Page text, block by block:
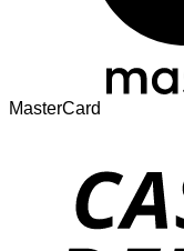
MasterCard